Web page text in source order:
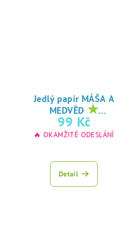
Jedlý papír MÁŠA A
MEDVĚD ★
oblíbený tisk na
jedlý papír
99 Kč
🔥 OKAMŽITÉ ODESLÁNÍ
Detail